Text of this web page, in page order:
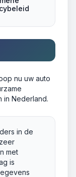
nu uw auto
in Nederland.
in de
met
is